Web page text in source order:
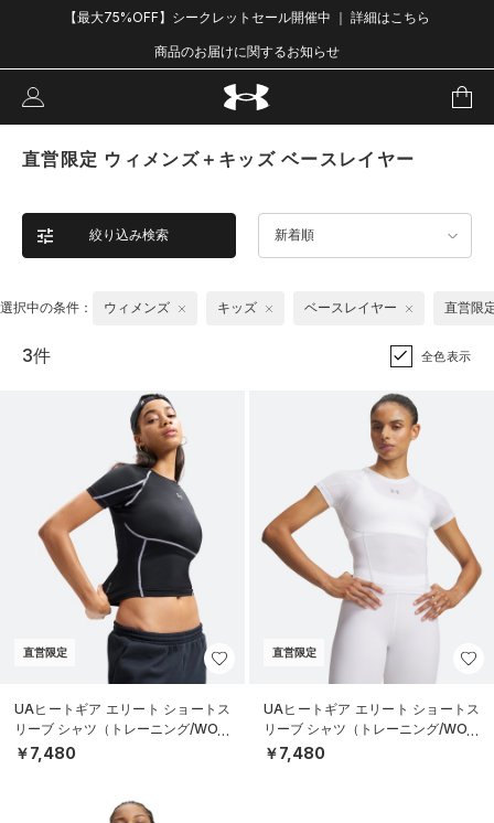
【最大75%OFF】シークレットセール開催中 ｜ 詳細はこちら
商品のお届けに関するお知らせ
直営限定 ウィメンズ＋キッズ ベースレイヤー
絞り込み検索 新着順
選択中の条件： ウィメンズ キッズ ベースレイヤー 直営限
3件 全色表示
直営限定
UAヒートギア エリート ショートス
リーブ シャツ（トレーニング/WOM
EN）
￥7,480
直営限定
UAヒートギア エリート ショートス
リーブ シャツ（トレーニング/WOM
EN）
￥7,480